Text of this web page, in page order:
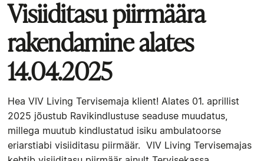
Visiiditasu piirmäära
rakendamine alates
14.04.2025
Hea VIV Living Tervisemaja klient! Alates 01. aprillist
2025 jõustub Ravikindlustuse seaduse muudatus,
millega muutub kindlustatud isiku ambulatoorse
eriarstiabi visiiditasu piirmäär. VIV Living Tervisemajas